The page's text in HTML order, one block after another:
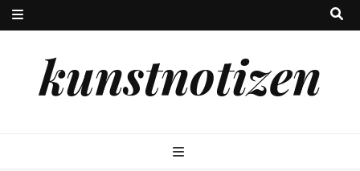
kunstnotizen